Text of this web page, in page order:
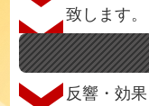
致します。
反響・効